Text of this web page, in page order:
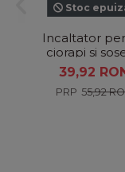
Stoc
Incaltator
ciorapi si
suport pentru
39,92
55,92